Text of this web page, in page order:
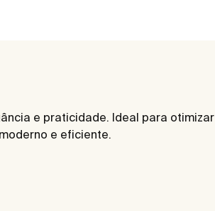
e praticidade. Ideal para otimizar
e eficiente.